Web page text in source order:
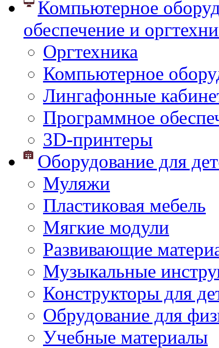
Компьютерное
обеспечение и
Оргтехника
Компьютерное
Лингафонные
Программное
3D-принтеры
Оборудование для
Муляжи
Пластиковая мебель
Мягкие модули
Развивающие
Музыкальные
Конструкторы для
Обрудование для
Учебные материалы